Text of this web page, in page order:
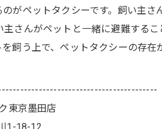
がペットタクシーです。飼い主
主さんがペットと一緒に避難する
飼う上で、ペットタクシーの存
東京墨田店